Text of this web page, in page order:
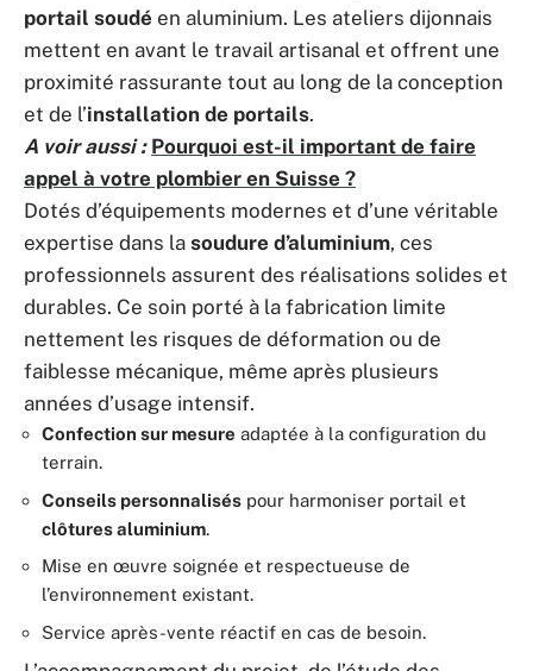
portail soudé en aluminium. Les ateliers dijonnais
mettent en avant le travail artisanal et offrent une
proximité rassurante tout au long de la conception
et de l’installation de portails.
A voir aussi : Pourquoi est-il important de faire
appel à votre plombier en Suisse ?
Dotés d’équipements modernes et d’une véritable
expertise dans la soudure d’aluminium, ces
professionnels assurent des réalisations solides et
durables. Ce soin porté à la fabrication limite
nettement les risques de déformation ou de
faiblesse mécanique, même après plusieurs
années d’usage intensif.
Confection sur mesure adaptée à la configuration du
terrain.
Conseils personnalisés pour harmoniser portail et
clôtures aluminium.
Mise en œuvre soignée et respectueuse de
l’environnement existant.
Service après-vente réactif en cas de besoin.